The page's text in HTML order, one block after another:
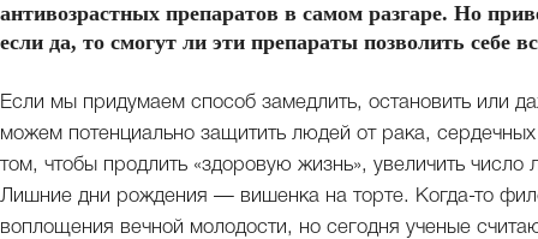
антивозрастных препаратов в самом разгаре. Но
если да, то смогут ли эти препараты позволить себе
Если мы придумаем способ замедлить, остановить или
можем потенциально защитить людей от рака,
том, чтобы продлить «здоровую жизнь», увеличить
Лишние дни рождения — вишенка на торте. Когда-то
воплощения вечной молодости, но сегодня ученые